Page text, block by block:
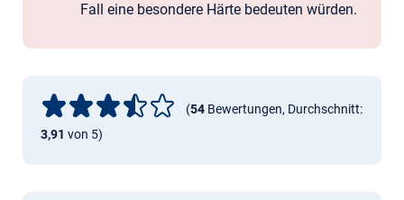
Fall eine besondere Härte bedeuten würden.
(54 Bewertungen, Durchschnitt:
3,91 von 5)